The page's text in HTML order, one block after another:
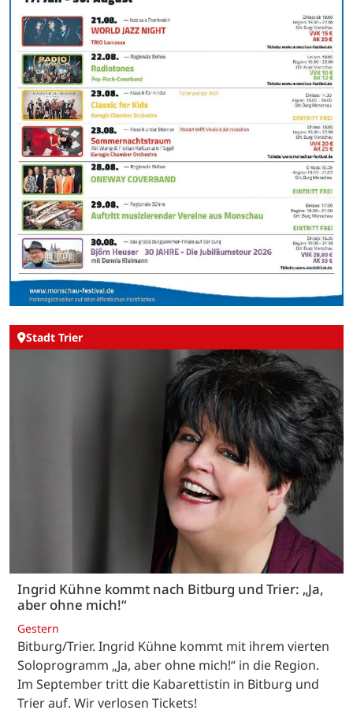
Stadt Trier
Ingrid Kühne kommt nach Bitburg und Trier: „Ja,
aber ohne mich!“
Gestern
Bitburg/Trier. Ingrid Kühne kommt mit ihrem vierten
Soloprogramm „Ja, aber ohne mich!“ in die Region.
Im September tritt die Kabarettistin in Bitburg und
Trier auf. Wir verlosen Tickets!